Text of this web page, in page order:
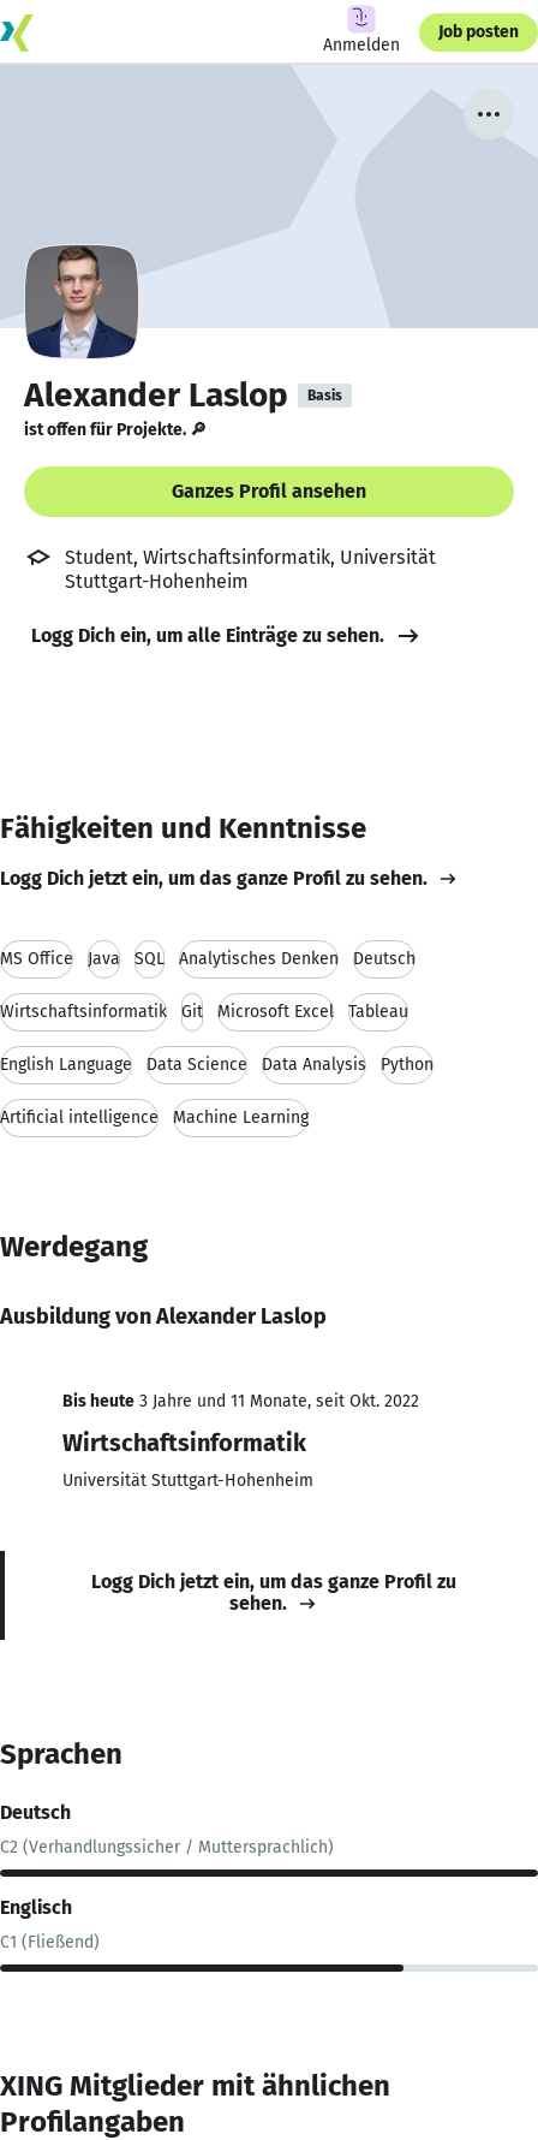
Anmelden
Job posten
Alexander Laslop Basis
ist offen für Projekte. 🔎
Ganzes Profil ansehen
Student, Wirtschaftsinformatik, Universität
Stuttgart-Hohenheim
Logg Dich ein, um alle Einträge zu sehen.
Fähigkeiten und Kenntnisse
Logg Dich jetzt ein, um das ganze Profil zu sehen.
MS Office Java SQL Analytisches Denken Deutsch
Wirtschaftsinformatik Git Microsoft Excel Tableau
English Language Data Science Data Analysis Python
Artificial intelligence Machine Learning
Werdegang
Ausbildung von Alexander Laslop
Bis heute 3 Jahre und 11 Monate, seit Okt. 2022
Wirtschaftsinformatik
Universität Stuttgart-Hohenheim
Logg Dich jetzt ein, um das ganze Profil zu
sehen.
Sprachen
Deutsch
C2 (Verhandlungssicher / Muttersprachlich)
Englisch
C1 (Fließend)
XING Mitglieder mit ähnlichen
Profilangaben